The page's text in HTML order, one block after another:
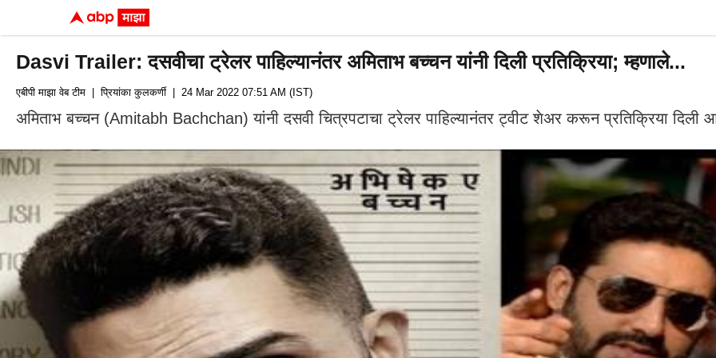
Dasvi Trailer: दसवीचा ट्रेलर पाहिल्यानंतर अमिताभ बच्चन यांनी दिली प्रतिक्रिया; म्हणाले...
एबीपी माझा वेब टीम | प्रियांका कुलकर्णी | 24 Mar 2022 07:51 AM (IST)
अमिताभ बच्चन (Amitabh Bachchan) यांनी दसवी चित्रपटाचा ट्रेलर पाहिल्यानंतर ट्वीट शेअर करून प्रतिक्रिया दिली